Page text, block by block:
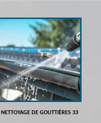
NETTOYAGE DE GOUTTIÈRES 33